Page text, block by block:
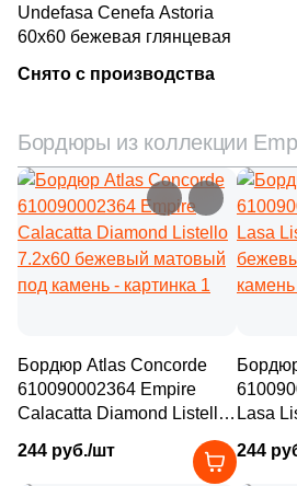
Undefasa Cenefa Astoria
60x60 бежевая глянцевая
Снято с производства
Бордюры из коллекции
Бордюр Atlas Concorde
610090002364 Empire
Calacatta Diamond Listello
7.2x60 бежевый матовый
под камень
244 руб./шт
Lasa
камень
244